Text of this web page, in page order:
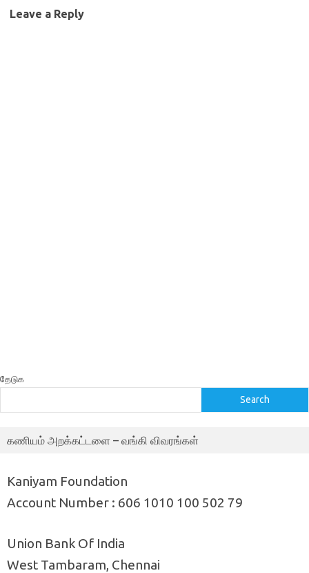
Leave a Reply
தேடுக
Search
கணியம் அறக்கட்டளை – வங்கி விவரங்கள்
Kaniyam Foundation
Account Number : 606 1010 100 502 79
Union Bank Of India
West Tambaram, Chennai